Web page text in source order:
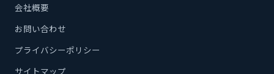
会社概要
お問い合わせ
プライバシーポリシー
サイトマップ